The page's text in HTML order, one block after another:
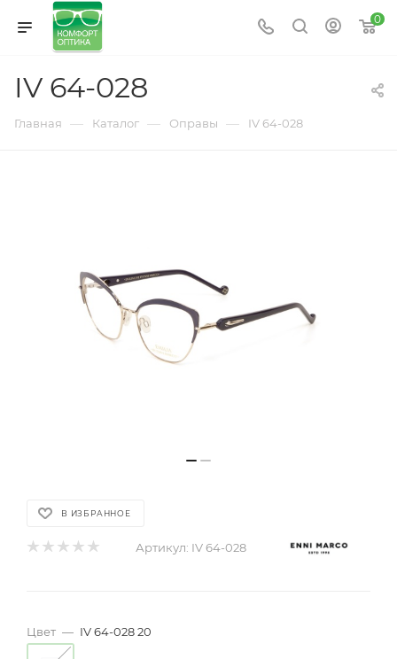
0
IV 64-028
Главная — Каталог — Оправы — IV 64-028
В ИЗБРАННОЕ
Артикул: IV 64-028
Цвет — IV 64-028 20